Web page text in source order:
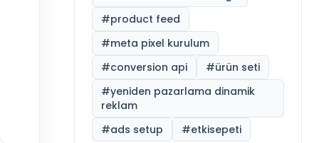
#product feed
#meta pixel kurulum
#conversion api #ürün seti
#yeniden pazarlama dinamik
reklam
#ads setup #etkisepeti